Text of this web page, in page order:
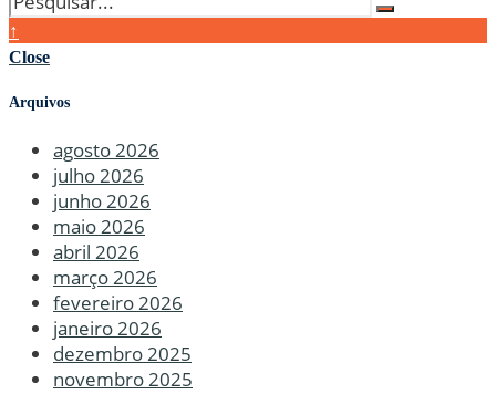
↑
Close
Arquivos
agosto 2026
julho 2026
junho 2026
maio 2026
abril 2026
março 2026
fevereiro 2026
janeiro 2026
dezembro 2025
novembro 2025